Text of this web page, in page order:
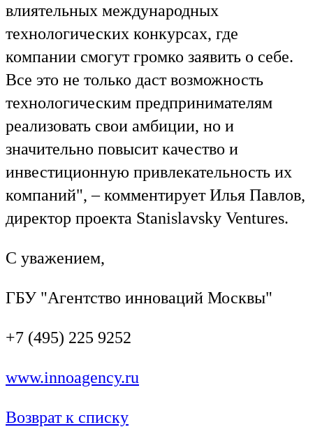
влиятельных международных
технологических конкурсах, где
компании смогут громко заявить о себе.
Все это не только даст возможность
технологическим предпринимателям
реализовать свои амбиции, но и
значительно повысит качество и
инвестиционную привлекательность их
компаний", – комментирует Илья Павлов,
директор проекта Stanislavsky Ventures.
С уважением,
ГБУ "Агентство инноваций Москвы"
+7 (495) 225 9252
www.innoagency.ru
Возврат к списку